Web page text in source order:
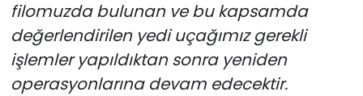
filomuzda bulunan ve bu kapsamda
değerlendirilen yedi uçağımız gerekli
işlemler yapıldıktan sonra yeniden
operasyonlarına devam edecektir.